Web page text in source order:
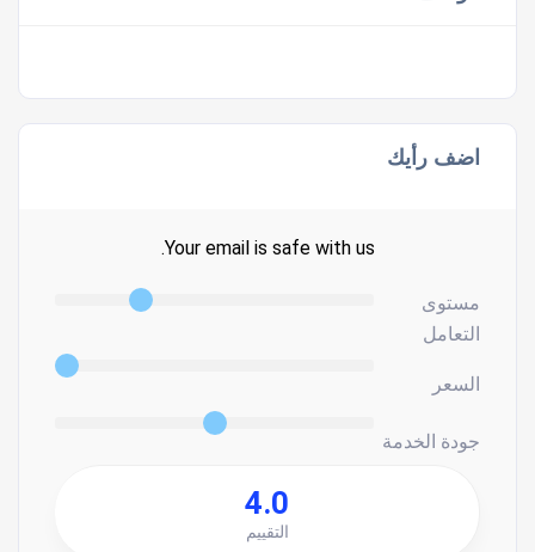
اضف رأيك
Your email is safe with us.
مستوى
التعامل
السعر
جودة الخدمة
4.0
التقييم